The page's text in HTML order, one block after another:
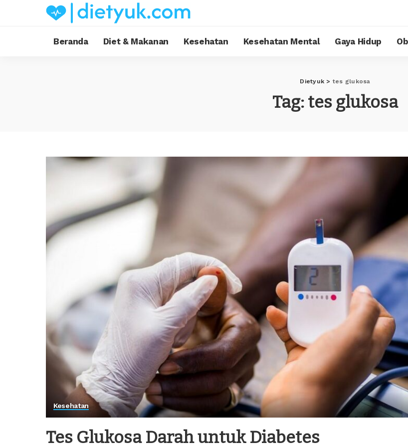
Beranda Diet & Makanan Kesehatan Kesehatan Mental Gaya Hidup
Dietyuk > tes glukosa
Tag:tes glukosa
Kesehatan
Tes Glukosa Darah untuk Diabetes